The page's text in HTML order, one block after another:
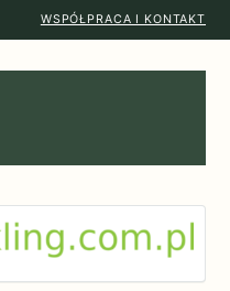
WSPÓŁPRACA I KONTAKT